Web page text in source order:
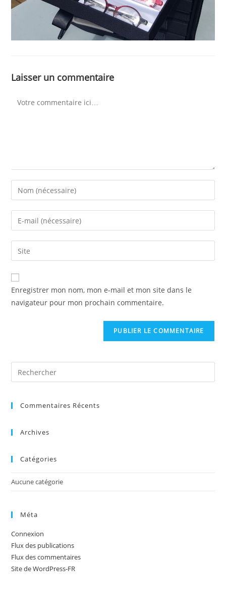
Laisser un commentaire
Enregistrer mon nom, mon e-mail et mon site dans le
navigateur pour mon prochain commentaire.
Commentaires Récents
Archives
Catégories
Aucune catégorie
Méta
Connexion
Flux des publications
Flux des commentaires
Site de WordPress-FR